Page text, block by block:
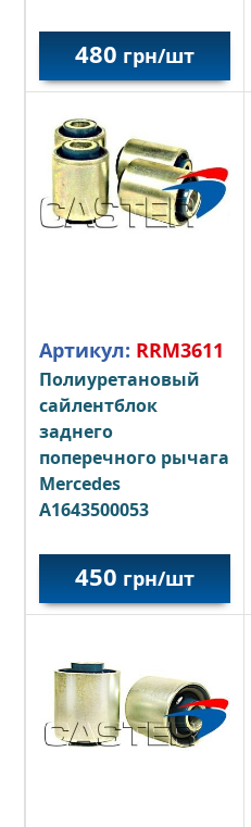
480 грн/шт
Артикул: RRM3611
Полиуретановый
сайлентблок
заднего
поперечного рычага
Mercedes
A1643500053
450 грн/шт